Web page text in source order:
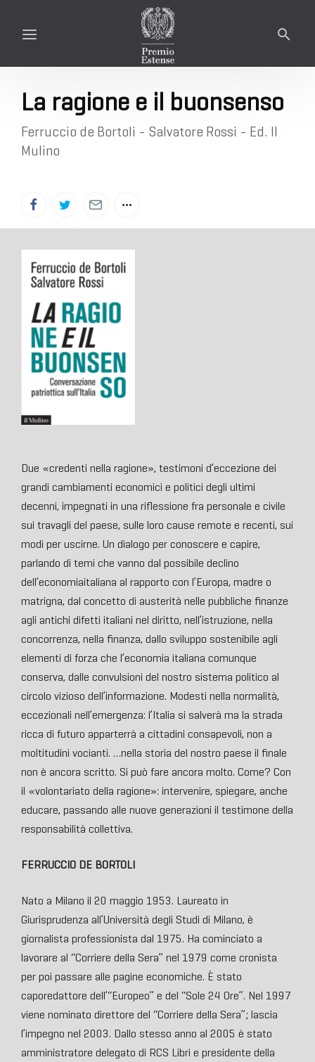
La ragione e il buonsenso
Ferruccio de Bortoli - Salvatore Rossi - Ed. Il
Mulino
Due «credenti nella ragione», testimoni d’eccezione dei
grandi cambiamenti economici e politici degli ultimi
decenni, impegnati in una riflessione fra personale e civile
sui travagli del paese, sulle loro cause remote e recenti, sui
modi per uscirne. Un dialogo per conoscere e capire,
parlando di temi che vanno dal possibile declino
dell’economiaitaliana al rapporto con l’Europa, madre o
matrigna, dal concetto di austerità nelle pubbliche finanze
agli antichi difetti italiani nel diritto, nell’istruzione, nella
concorrenza, nella finanza, dallo sviluppo sostenibile agli
elementi di forza che l’economia italiana comunque
conserva, dalle convulsioni del nostro sistema politico al
circolo vizioso dell’informazione. Modesti nella normalità,
eccezionali nell’emergenza: l’Italia si salverà ma la strada
ricca di futuro apparterrà a cittadini consapevoli, non a
moltitudini vocianti. …nella storia del nostro paese il finale
non è ancora scritto. Si può fare ancora molto. Come? Con
il «volontariato della ragione»: intervenire, spiegare, anche
educare, passando alle nuove generazioni il testimone della
responsabilità collettiva.
FERRUCCIO DE BORTOLI
Nato a Milano il 20 maggio 1953. Laureato in
Giurisprudenza all’Università degli Studi di Milano, è
giornalista professionista dal 1975. Ha cominciato a
lavorare al “Corriere della Sera” nel 1979 come cronista
per poi passare alle pagine economiche. È stato
caporedattore dell’“Europeo” e del “Sole 24 Ore”. Nel 1997
viene nominato direttore del “Corriere della Sera”; lascia
l’impegno nel 2003. Dallo stesso anno al 2005 è stato
amministratore delegato di RCS Libri e presidente della